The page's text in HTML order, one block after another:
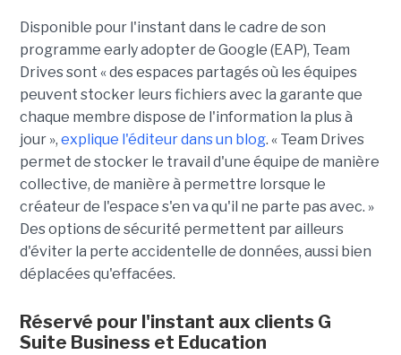
Disponible pour l'instant dans le cadre de son
programme early adopter de Google (EAP), Team
Drives sont « des espaces partagés où les équipes
peuvent stocker leurs fichiers avec la garante que
chaque membre dispose de l'information la plus à
jour », explique l'éditeur dans un blog. « Team Drives
permet de stocker le travail d'une équipe de manière
collective, de manière à permettre lorsque le
créateur de l'espace s'en va qu'il ne parte pas avec. »
Des options de sécurité permettent par ailleurs
d'éviter la perte accidentelle de données, aussi bien
déplacées qu'effacées.
Réservé pour l'instant aux clients G
Suite Business et Education